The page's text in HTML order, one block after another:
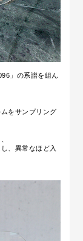
」の系譜を組ん
をサンプリング
、異常なほど入